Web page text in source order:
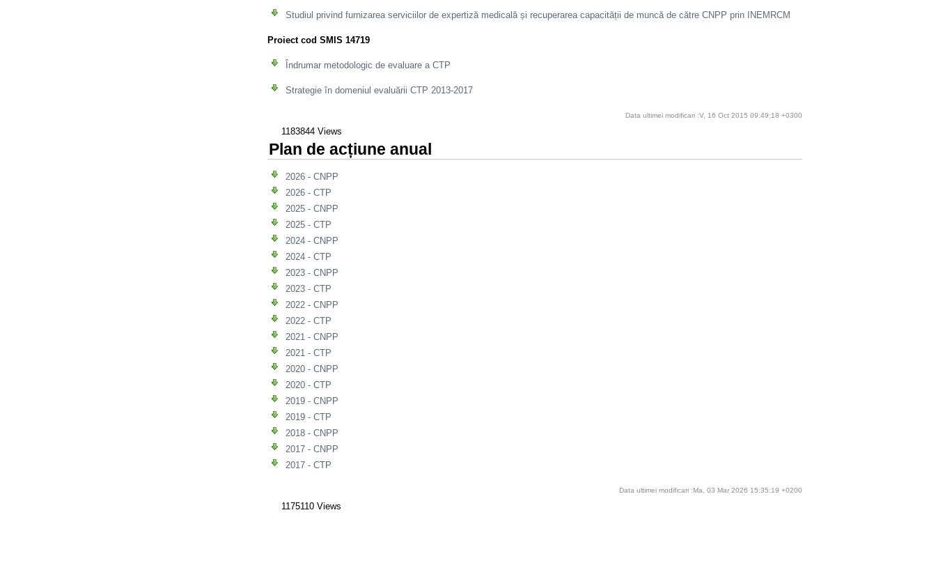
Studiul privind furnizarea serviciilor de expertiză medicală și recuperarea capacității de muncă de către CNPP prin INEMRCM
Proiect cod SMIS 14719
Îndrumar metodologic de evaluare a CTP
Strategie în domeniul evaluării CTP 2013-2017
Data ultimei modificari :V, 16 Oct 2015 09:49:18 +0300
1183844 Views
Plan de acțiune anual
2026 - CNPP
2026 - CTP
2025 - CNPP
2025 - CTP
2024 - CNPP
2024 - CTP
2023 - CNPP
2023 - CTP
2022 - CNPP
2022 - CTP
2021 - CNPP
2021 - CTP
2020 - CNPP
2020 - CTP
2019 - CNPP
2019 - CTP
2018 - CNPP
2017 - CNPP
2017 - CTP
Data ultimei modificari :Ma, 03 Mar 2026 15:35:19 +0200
1175110 Views